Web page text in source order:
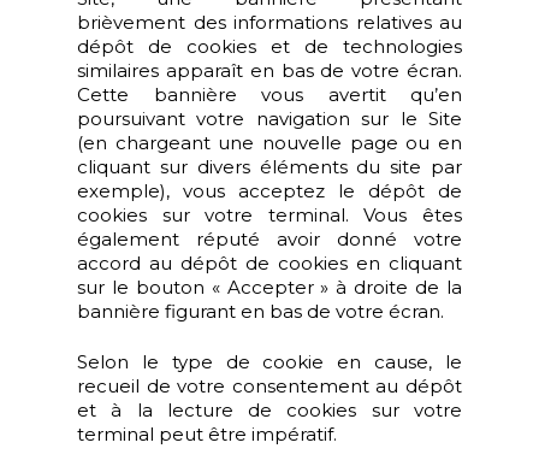
brièvement des informations relatives au
dépôt de cookies et de technologies
similaires apparaît en bas de votre écran.
Cette bannière vous avertit qu’en
poursuivant votre navigation sur le Site
(en chargeant une nouvelle page ou en
cliquant sur divers éléments du site par
exemple), vous acceptez le dépôt de
cookies sur votre terminal. Vous êtes
également réputé avoir donné votre
accord au dépôt de cookies en cliquant
sur le bouton « Accepter » à droite de la
bannière figurant en bas de votre écran.
Selon le type de cookie en cause, le
recueil de votre consentement au dépôt
et à la lecture de cookies sur votre
terminal peut être impératif.